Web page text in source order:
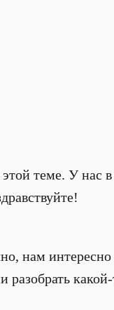
теме. У нас в
нам интересно
разобрать